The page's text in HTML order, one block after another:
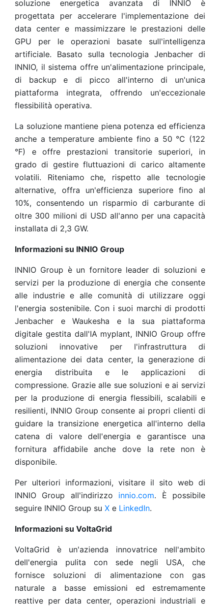
soluzione energetica avanzata di INNIO è
progettata per accelerare l'implementazione dei
data center e massimizzare le prestazioni delle
GPU per le operazioni basate sull'intelligenza
artificiale. Basato sulla tecnologia Jenbacher di
INNIO, il sistema offre un'alimentazione principale,
di backup e di picco all'interno di un'unica
piattaforma integrata, offrendo un'eccezionale
flessibilità operativa.
La soluzione mantiene piena potenza ed efficienza
anche a temperature ambiente fino a 50 °C (122
°F) e offre prestazioni transitorie superiori, in
grado di gestire fluttuazioni di carico altamente
volatili. Riteniamo che, rispetto alle tecnologie
alternative, offra un'efficienza superiore fino al
10%, consentendo un risparmio di carburante di
oltre 300 milioni di USD all'anno per una capacità
installata di 2,3 GW.
Informazioni su INNIO Group
INNIO Group è un fornitore leader di soluzioni e
servizi per la produzione di energia che consente
alle industrie e alle comunità di utilizzare oggi
l'energia sostenibile. Con i suoi marchi di prodotti
Jenbacher e Waukesha e la sua piattaforma
digitale gestita dall'IA myplant, INNIO Group offre
soluzioni innovative per l'infrastruttura di
alimentazione dei data center, la generazione di
energia distribuita e le applicazioni di
compressione. Grazie alle sue soluzioni e ai servizi
per la produzione di energia flessibili, scalabili e
resilienti, INNIO Group consente ai propri clienti di
guidare la transizione energetica all'interno della
catena di valore dell'energia e garantisce una
fornitura affidabile anche dove la rete non è
disponibile.
Per ulteriori informazioni, visitare il sito web di
INNIO Group all'indirizzo innio.com. È possibile
seguire INNIO Group su X e LinkedIn.
Informazioni su VoltaGrid
VoltaGrid è un'azienda innovatrice nell'ambito
dell'energia pulita con sede negli USA, che
fornisce soluzioni di alimentazione con gas
naturale a basse emissioni ed estremamente
reattive per data center, operazioni industriali e